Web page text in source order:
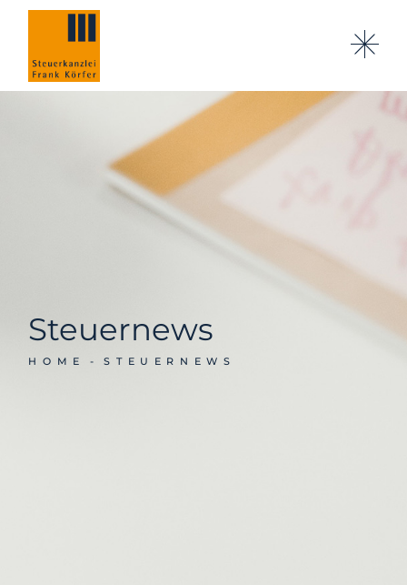
Steuernews
HOME STEUERNEWS